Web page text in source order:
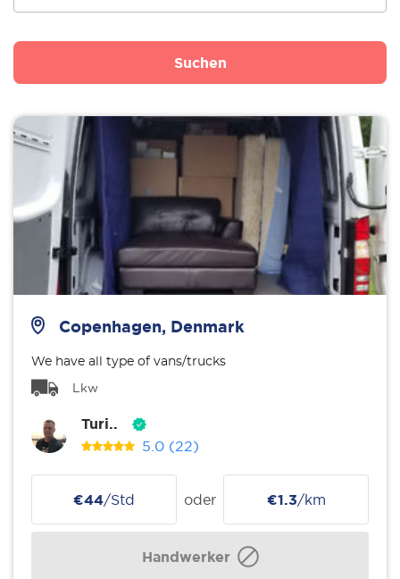
Suchen
Copenhagen, Denmark
We have all type of vans/trucks
Lkw
Turi..
5.0 (22)
€44/Std oder €1.3/km
Handwerker